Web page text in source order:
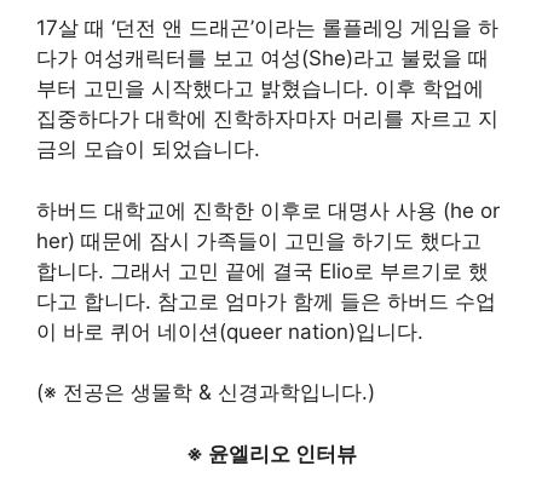
17살 때 ‘던전 앤 드래곤’이라는 롤플레잉 게임을 하
다가 여성캐릭터를 보고 여성(She)라고 불렀을 때
부터 고민을 시작했다고 밝혔습니다. 이후 학업에
집중하다가 대학에 진학하자마자 머리를 자르고 지
금의 모습이 되었습니다.
하버드 대학교에 진학한 이후로 대명사 사용 (he or
her) 때문에 잠시 가족들이 고민을 하기도 했다고
합니다. 그래서 고민 끝에 결국 Elio로 부르기로 했
다고 합니다. 참고로 엄마가 함께 들은 하버드 수업
이 바로 퀴어 네이션(queer nation)입니다.
(※ 전공은 생물학 & 신경과학입니다.)
※ 윤엘리오 인터뷰